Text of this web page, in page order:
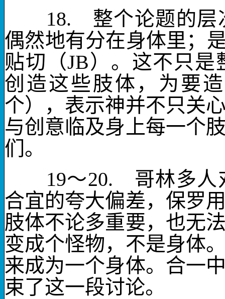
18. 整个论题的层
偶然地有分在身体里；
贴切（JB）。这不只是
创造这些肢体，为要
个），表示神并不只关
与创意临及身上每一个
们。
19～20. 哥林多人
合宜的夸大偏差，保罗
肢体不论多重要，也无
变成个怪物，不是身体
来成为一个身体。合一
束了这一段讨论。